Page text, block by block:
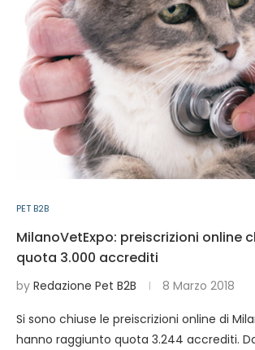
PET B2B
MilanoVetExpo: preiscrizioni online
quota 3.000 accrediti
by Redazione Pet B2B 8 Marzo 2018
Si sono chiuse le preiscrizioni online di
hanno raggiunto quota 3.244 accrediti.